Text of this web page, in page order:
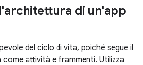
di un'app
del ciclo di vita, poiché segue il
attività e frammenti. Utilizza